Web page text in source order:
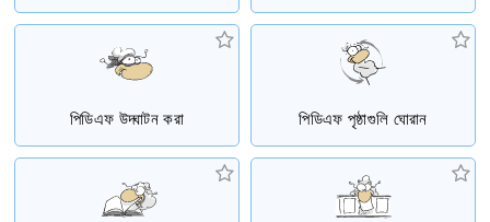
পিডিএফ উদ্ঘাটন করা পিডিএফ পৃষ্ঠাগুলি ঘোরান